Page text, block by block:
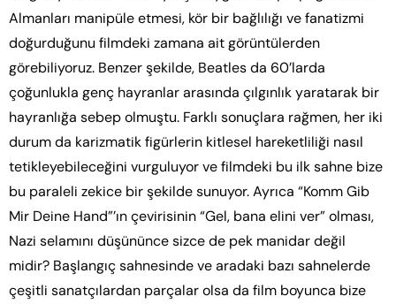
Almanları manipüle etmesi, kör bir bağlılığı ve fanatizmi
doğurduğunu filmdeki zamana ait görüntülerden
görebiliyoruz. Benzer şekilde, Beatles da 60’larda
çoğunlukla genç hayranlar arasında çılgınlık yaratarak bir
hayranlığa sebep olmuştu. Farklı sonuçlara rağmen, her iki
durum da karizmatik figürlerin kitlesel hareketliliği nasıl
tetikleyebileceğini vurguluyor ve filmdeki bu ilk sahne bize
bu paraleli zekice bir şekilde sunuyor. Ayrıca “Komm Gib
Mir Deine Hand”’ın çevirisinin “Gel, bana elini ver” olması,
Nazi selamını düşününce sizce de pek manidar değil
midir? Başlangıç sahnesinde ve aradaki bazı sahnelerde
çeşitli sanatçılardan parçalar olsa da film boyunca bize